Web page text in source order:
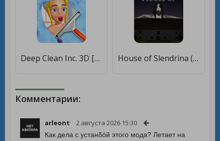
Deep Clean Inc. 3D [Много денег] House of Slendrina (Free) [Много денег]
Комментарии:
arleont 2 августа 2026 15:30
Как дела с устанδόй этого мода? Летает на